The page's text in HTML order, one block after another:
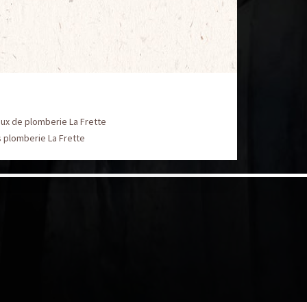
de plomberie La Frette
plomberie La Frette